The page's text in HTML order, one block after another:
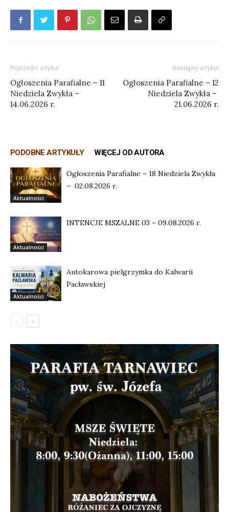
Poprzedni artykuł
Ogłoszenia Parafialne – 11
Niedziela Zwykła –
14.06.2026 r.
Następny artykuł
Ogłoszenia Parafialne – 12
Niedziela Zwykła –
21.06.2026 r.
PODOBNE ARTYKUŁY WIĘCEJ OD AUTORA
Aktualności
Ogłoszenia Parafialne – 18 Niedziela Zwykła
– 02.08.2026 r.
Aktualności
INTENCJE MSZALNE 03 – 09.08.2026 r.
Aktualności
Autokarowa pielgrzymka do Kalwarii
Pacławskiej